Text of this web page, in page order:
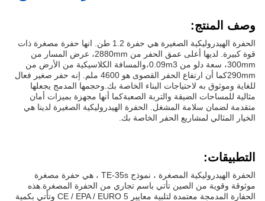
وصف المنتج:
الحفرة الهيدروليكية الصغيرة هي حفرة 1.2 طن. انها حفرة مصغرة ذات
قوة كبيرة. لديها أعلى عمق الحفر من 2880mm، عرض المسار من
300mm، سعة دلو من 0.09m3،والمسافة الكلاسيكية من الأرض من
290mmكما أن ارتفاع الحفر القصوى هو 4600 ملم. إنه حفر صغير فعال
للغاية وموثوق به لاحتياجات البناء الخاصة بك.وحجمها المدمج يجعلها
مثالية للمساحات الضيقة والتربة الصعبةكما أنها مجهزة بميزات أمان
متقدمة لضمان سلامة المشغل. الحفرة الهيدروليكية الصغيرة لدينا هي
الخيار المثالي لمشاريع الحفر الخاصة بك.
التطبيقات:
الحفرة الهيدروليكية المصغرة ، نموذج TE-35s ، هي حفرة مصغرة
موثوقة وقوية من الصين تأتي باسم تجاري من الحفرة المصغرة.هذه
الحفارة المدمجة معتمدة لتلبية معايير CE / EPA / EURO 5 وتأتي بكمية